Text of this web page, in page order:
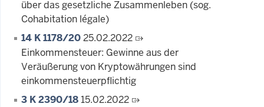
über das gesetzliche Zusammenleben (sog.
Cohabitation légale)
14 K 1178/2025.02.2022
Einkommensteuer: Gewinne aus der
Veräußerung von Kryptowährungen sind
einkommensteuerpflichtig
3 K 2390/1815.02.2022